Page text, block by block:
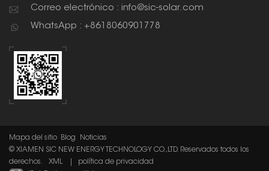
Correo electrónico : info@sic-solar.com
WhatsApp : +8618060901778
Mapa del sitio Blog
Noticias
© XIAMEN SIC NEW ENERGY TECHNOLOGY CO.,LTD. Reservados todos los
derechos.
XML
política de privacidad